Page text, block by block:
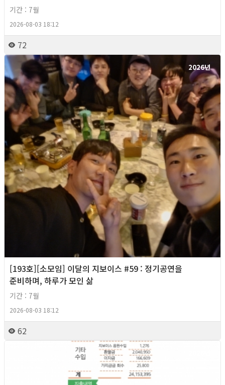
기간 : 7월
2026-08-03 18:12
72
2026년
[193호][소모임] 이달의 지보이스 #59 : 정기공연을
준비하며, 하루가 모인 삶
기간 : 7월
2026-08-03 18:12
62